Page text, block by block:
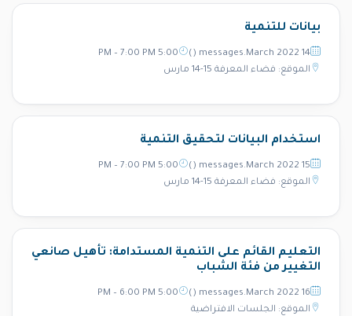
بيانات للتنمية
14 messages.March 2022 ()
5:00 PM – 7:00 PM
الموقع: فضاء المعرفة 15-14 مارس
استخدام البيانات لتحقيق التنمية
15 messages.March 2022 ()
5:00 PM – 7:00 PM
الموقع: فضاء المعرفة 15-14 مارس
التعليم القائم على التنمية المستدامة: تأهيل صانعي
التغيير من فئة الشباب
16 messages.March 2022 ()
5:00 PM – 6:00 PM
الموقع: الجلسات الافتراضية